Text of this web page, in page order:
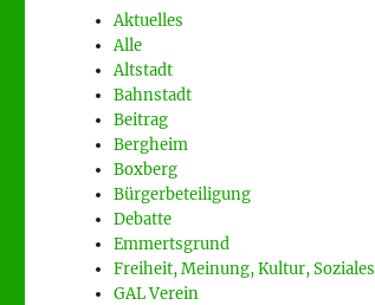
Aktuelles
Alle
Altstadt
Bahnstadt
Beitrag
Bergheim
Boxberg
Bürgerbeteiligung
Debatte
Emmertsgrund
Freiheit, Meinung, Kultur, Soziales
GAL Verein